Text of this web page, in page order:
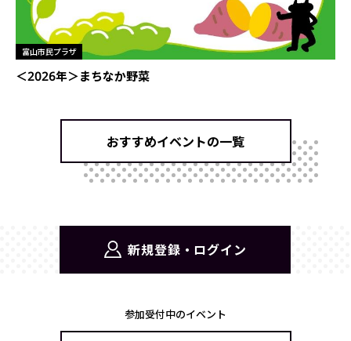
富山市民プラザ
＜2026年＞まちなか野菜
おすすめイベントの一覧
新規登録・ログイン
参加受付中のイベント